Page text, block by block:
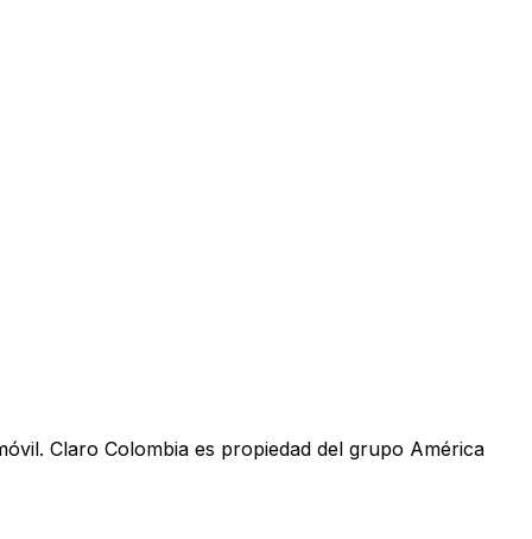
Claro Colombia es propiedad del grupo América